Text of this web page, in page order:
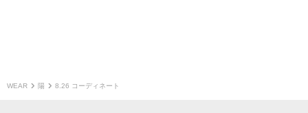
WEAR 陽 8.26 コーディネート